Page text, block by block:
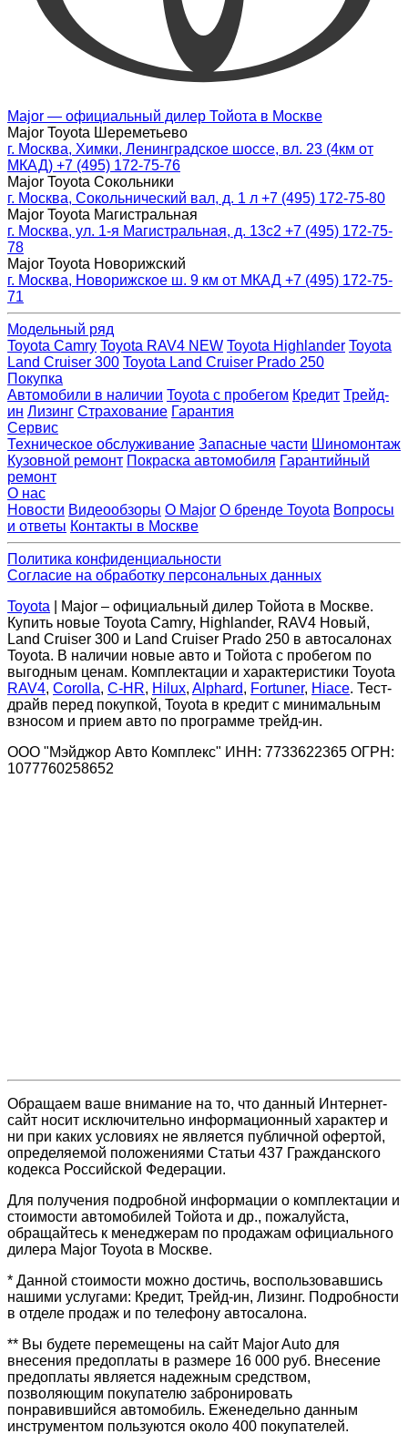
Major — официальный дилер Тойота в Москве
Major Toyota Шереметьево
г. Москва, Химки, Ленинградское шоссе, вл. 23 (4км от
МКАД) +7 (495) 172-75-76
Major Toyota Сокольники
г. Москва, Сокольнический вал, д. 1 л +7 (495) 172-75-80
Major Toyota Магистральная
г. Москва, ул. 1-я Магистральная, д. 13с2 +7 (495) 172-75-
78
Major Toyota Новорижский
г. Москва, Новорижское ш. 9 км от МКАД +7 (495) 172-75-
71
Модельный ряд
Toyota Camry Toyota RAV4 NEW Toyota Highlander Toyota
Land Cruiser 300 Toyota Land Cruiser Prado 250
Покупка
Автомобили в наличии Toyota с пробегом Кредит Трейд-
ин Лизинг Страхование Гарантия
Сервис
Техническое обслуживание Запасные части Шиномонтаж
Кузовной ремонт Покраска автомобиля Гарантийный
ремонт
О нас
Новости Видеообзоры О Major О бренде Toyota Вопросы
и ответы Контакты в Москве
Политика конфиденциальности
Согласие на обработку персональных данных
Toyota | Major – официальный дилер Тойота в Москве.
Купить новые Toyota Camry, Highlander, RAV4 Новый,
Land Cruiser 300 и Land Cruiser Prado 250 в автосалонах
Toyota. В наличии новые авто и Тойота с пробегом по
выгодным ценам. Комплектации и характеристики Toyota
RAV4, Corolla, C-HR, Hilux, Alphard, Fortuner, Hiace. Тест-
драйв перед покупкой, Toyota в кредит с минимальным
взносом и прием авто по программе трейд-ин.
ООО "Мэйджор Авто Комплекс" ИНН: 7733622365 ОГРН:
1077760258652
Обращаем ваше внимание на то, что данный Интернет-
сайт носит исключительно информационный характер и
ни при каких условиях не является публичной офертой,
определяемой положениями Статьи 437 Гражданского
кодекса Российской Федерации.
Для получения подробной информации о комплектации и
стоимости автомобилей Тойота и др., пожалуйста,
обращайтесь к менеджерам по продажам официального
дилера Major Toyota в Москве.
* Данной стоимости можно достичь, воспользовавшись
нашими услугами: Кредит, Трейд-ин, Лизинг. Подробности
в отделе продаж и по телефону автосалона.
** Вы будете перемещены на сайт Major Auto для
внесения предоплаты в размере 16 000 руб. Внесение
предоплаты является надежным средством,
позволяющим покупателю забронировать
понравившийся автомобиль. Еженедельно данным
инструментом пользуются около 400 покупателей.